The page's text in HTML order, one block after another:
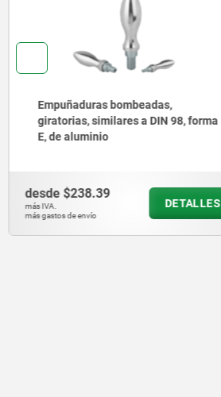
Empuñaduras cónicas de plástico
(duroplast)
desde $21.16
más IVA.
más gastos de envío
DETALLES